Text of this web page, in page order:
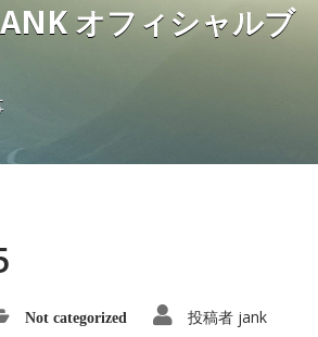
オフィシャルブ
Not categorized 投稿者 jank